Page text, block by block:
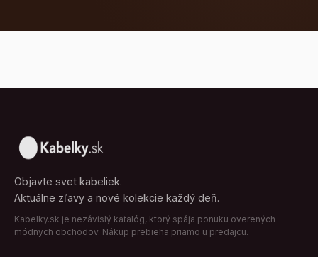
Objavte svet kabeliek.
Aktuálne zľavy a nové kolekcie každý deň.
Kabelky.sk je nezávislý katalóg, ktorý spája ponuku overených
módnych obchodov. Nákup prebieha priamo u predajcu.